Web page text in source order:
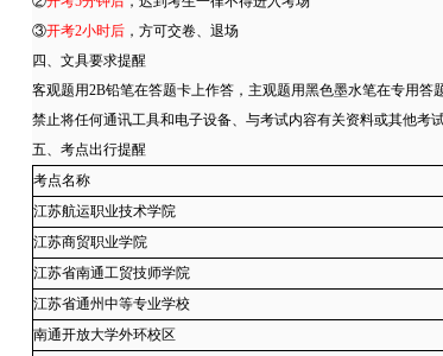
③开考2小时后，方可交卷、退场
四、文具要求提醒
客观题用2B铅笔在答题卡上作答，主观题用黑色墨水笔在专用
禁止将任何通讯工具和电子设备、与考试内容有关资料或其他考
五、考点出行提醒
考点名称
江苏航运职业技术学院
江苏商贸职业学院
江苏省南通工贸技师学院
江苏省通州中等专业学校
南通开放大学外环校区